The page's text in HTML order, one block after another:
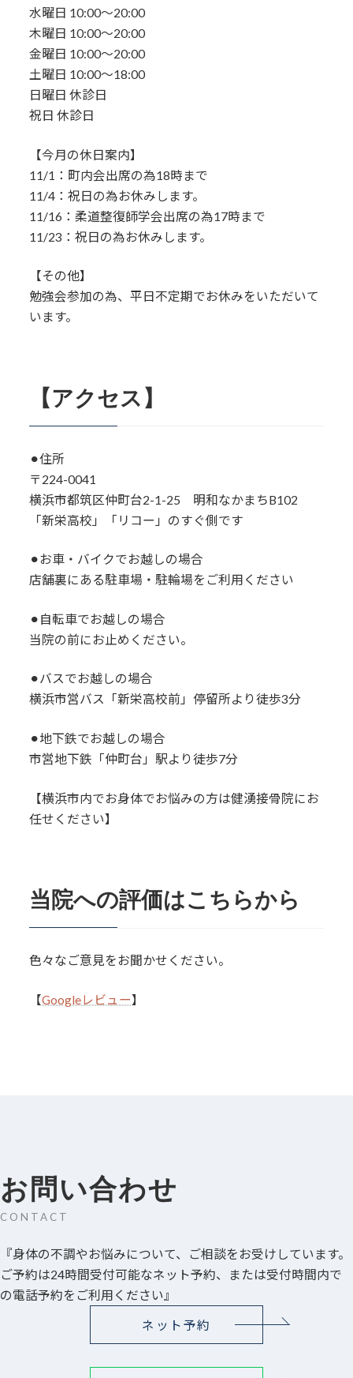
水曜日 10:00〜20:00
木曜日 10:00〜20:00
金曜日 10:00〜20:00
土曜日 10:00〜18:00
日曜日 休診日
祝日 休診日
【今月の休日案内】
11/1：町内会出席の為18時まで
11/4：祝日の為お休みします。
11/16：柔道整復師学会出席の為17時まで
11/23：祝日の為お休みします。
【その他】
勉強会参加の為、平日不定期でお休みをいただいて
います。
【アクセス】
⚫︎住所
〒224-0041
横浜市都筑区仲町台2-1-25 明和なかまちB102
「新栄高校」「リコー」のすぐ側です
⚫︎お車・バイクでお越しの場合
店舗裏にある駐車場・駐輪場をご利用ください
⚫︎自転車でお越しの場合
当院の前にお止めください。
⚫︎バスでお越しの場合
横浜市営バス「新栄高校前」停留所より徒歩3分
⚫︎地下鉄でお越しの場合
市営地下鉄「仲町台」駅より徒歩7分
【横浜市内でお身体でお悩みの方は健湧接骨院にお
任せください】
当院への評価はこちらから
色々なご意見をお聞かせください。
【Googleレビュー】
お問い合わせ
CONTACT
『身体の不調やお悩みについて、ご相談をお受けしています。
ご予約は24時間受付可能なネット予約、または受付時間内で
の電話予約をご利用ください』
ネット予約